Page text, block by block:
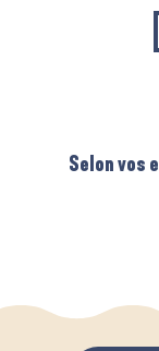
Selon vos